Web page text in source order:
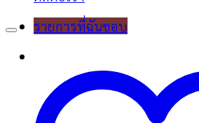
รายการที่ฉันชอบ